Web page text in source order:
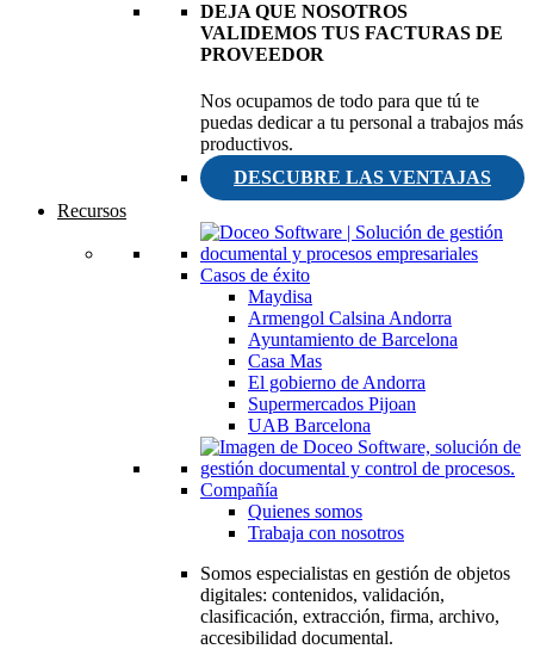
DEJA QUE NOSOTROS
VALIDEMOS TUS FACTURAS DE
PROVEEDOR
Nos ocupamos de todo para que tú te
puedas dedicar a tu personal a trabajos más
productivos.
DESCUBRE LAS VENTAJAS
Recursos
Casos de éxito
Maydisa
Armengol Calsina Andorra
Ayuntamiento de Barcelona
Casa Mas
El gobierno de Andorra
Supermercados Pijoan
UAB Barcelona
Compañía
Quienes somos
Trabaja con nosotros
Somos especialistas en gestión de objetos
digitales: contenidos, validación,
clasificación, extracción, firma, archivo,
accesibilidad documental.